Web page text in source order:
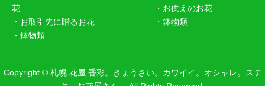
花
・お取引先に贈るお花
・鉢物類
・お供えのお花
・鉢物類
Copyright © 札幌 花屋 香彩。きょうさい。カワイイ。オシャレ。ステ